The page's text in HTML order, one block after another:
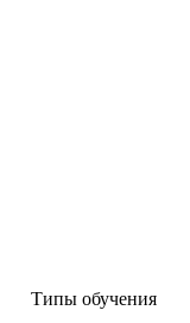
Типы обучения